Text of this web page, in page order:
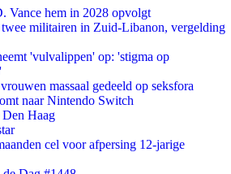
Vance hem in 2028 opvolgt
militairen in Zuid-Libanon, vergelding
'vulvalippen' op: 'stigma op
massaal gedeeld op seksfora
naar Nintendo Switch
Haag
cel voor afpersing 12-jarige